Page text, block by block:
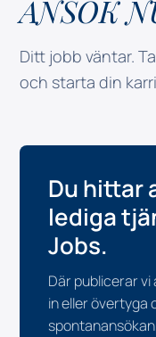
ANSÖK
Ditt jobb väntar.
och starta din
Du hittar
lediga
Jobs.
Där publicerar
in eller övertyga